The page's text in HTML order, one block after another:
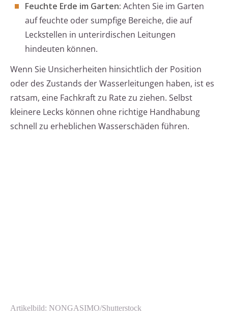
Feuchte Erde im Garten: Achten Sie im Garten
auf feuchte oder sumpfige Bereiche, die auf
Leckstellen in unterirdischen Leitungen
hindeuten können.
Wenn Sie Unsicherheiten hinsichtlich der Position
oder des Zustands der Wasserleitungen haben, ist es
ratsam, eine Fachkraft zu Rate zu ziehen. Selbst
kleinere Lecks können ohne richtige Handhabung
schnell zu erheblichen Wasserschäden führen.
Artikelbild: NONGASIMO/Shutterstock